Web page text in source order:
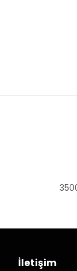
İletişim